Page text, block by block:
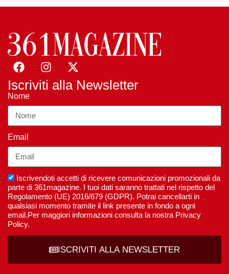
Iscriviti alla Newsletter
Nome
Email
Iscrivendoti accetti di ricevere comunicazioni promozionali da
parte di 361magazine. I tuoi dati saranno trattati nel rispetto del
Regolamento (UE) 2016/679 (GDPR). Potrai cancellarti in
qualsiasi momento tramite il link presente in fondo a ogni
email.Per maggiori informazioni consulta la nostra Privacy
Policy.
ISCRIVITI ALLA NEWSLETTER